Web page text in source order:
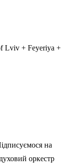
Lviv + Feyeriya +
на
оркестр